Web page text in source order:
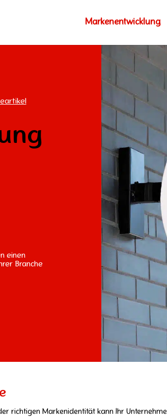
Markenentwicklung
einen
Branche
richtigen Markenidentität kann Ihr